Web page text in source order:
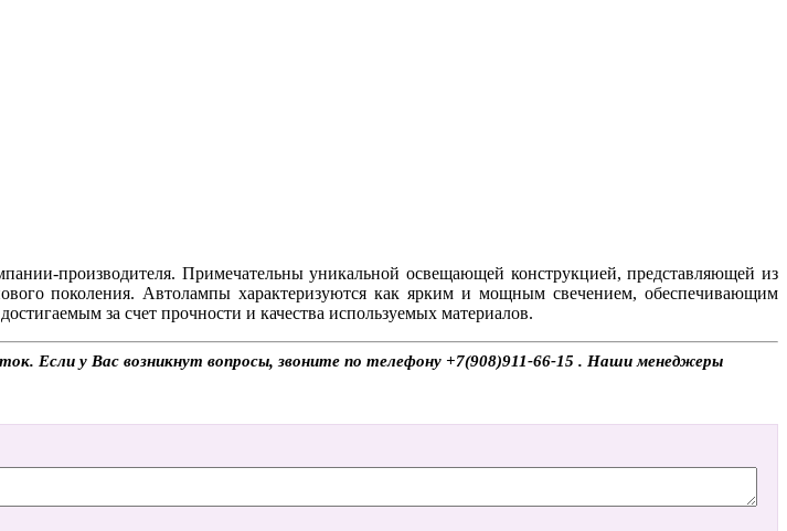
производителя. Примечательны уникальной освещающей конструкцией, представляющей из
поколения. Автолампы характеризуются как ярким и мощным свечением, обеспечивающим
за счет прочности и качества используемых материалов.
Если у Вас возникнут вопросы, звоните по телефону +7(908)911-66-15 . Наши менеджеры